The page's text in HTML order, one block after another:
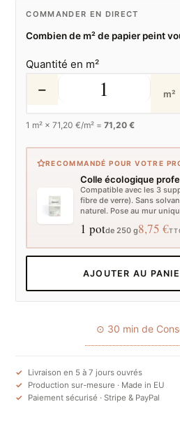
COMMANDER EN DIRECT
Combien de m² de papier peint
Quantité en m²
− m²
1 m² ×71,20 €/m² =71,20 €
RECOMMANDÉ POUR VOTRE
Colle écologique
Compatible avec les 3
fibre de verre). Sans
naturel. Pose au mur
1 potde 250 g8,75 €
AJOUTER AU
⊙ 30 min de
Livraison en 5 à 7 jours ouvrés
Production sur-mesure · Made in EU
Paiement sécurisé · Stripe & PayPal